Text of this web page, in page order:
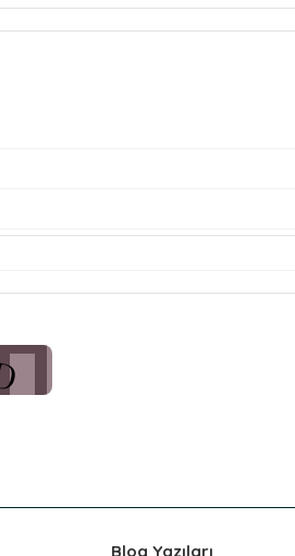
Blog Yazıları